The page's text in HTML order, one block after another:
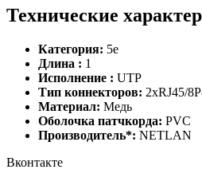
Технические
Категория: 5e
Длина : 1
Исполнение : UTP
Тип коннекторов: 2хRJ45/
Материал: Медь
Оболочка патчкорда: PVC
Производитель*: NETLAN
Вконтакте